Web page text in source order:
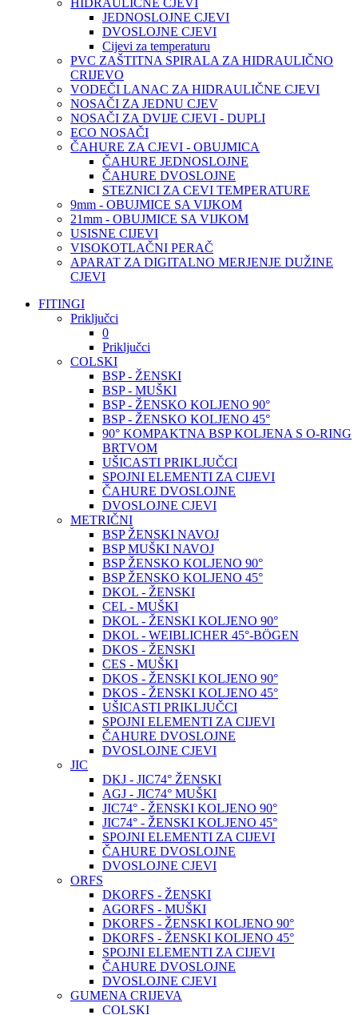
HIDRAULIČNE CJEVI
JEDNOSLOJNE CJEVI
DVOSLOJNE CJEVI
Cijevi za temperaturu
PVC ZAŠTITNA SPIRALA ZA HIDRAULIČNO
CRIJEVO
VODEČI LANAC ZA HIDRAULIČNE CJEVI
NOSAČI ZA JEDNU CJEV
NOSAČI ZA DVIJE CJEVI - DUPLI
ECO NOSAČI
ČAHURE ZA CJEVI - OBUJMICA
ČAHURE JEDNOSLOJNE
ČAHURE DVOSLOJNE
STEZNICI ZA CEVI TEMPERATURE
9mm - OBUJMICE SA VIJKOM
21mm - OBUJMICE SA VIJKOM
USISNE CIJEVI
VISOKOTLAČNI PERAČ
APARAT ZA DIGITALNO MERJENJE DUŽINE
CJEVI
FITINGI
Priključci
0
Priključci
COLSKI
BSP - ŽENSKI
BSP - MUŠKI
BSP - ŽENSKO KOLJENO 90°
BSP - ŽENSKO KOLJENO 45°
90° KOMPAKTNA BSP KOLJENA S O-RING
BRTVOM
UŠICASTI PRIKLJUČCI
SPOJNI ELEMENTI ZA CIJEVI
ČAHURE DVOSLOJNE
DVOSLOJNE CJEVI
METRIČNI
BSP ŽENSKI NAVOJ
BSP MUŠKI NAVOJ
BSP ŽENSKO KOLJENO 90°
BSP ŽENSKO KOLJENO 45°
DKOL - ŽENSKI
CEL - MUŠKI
DKOL - ŽENSKI KOLJENO 90°
DKOL - WEIBLICHER 45°-BÖGEN
DKOS - ŽENSKI
CES - MUŠKI
DKOS - ŽENSKI KOLJENO 90°
DKOS - ŽENSKI KOLJENO 45°
UŠICASTI PRIKLJUČCI
SPOJNI ELEMENTI ZA CIJEVI
ČAHURE DVOSLOJNE
DVOSLOJNE CJEVI
JIC
DKJ - JIC74° ŽENSKI
AGJ - JIC74° MUŠKI
JIC74° - ŽENSKI KOLJENO 90°
JIC74° - ŽENSKI KOLJENO 45°
SPOJNI ELEMENTI ZA CIJEVI
ČAHURE DVOSLOJNE
DVOSLOJNE CJEVI
ORFS
DKORFS - ŽENSKI
AGORFS - MUŠKI
DKORFS - ŽENSKI KOLJENO 90°
DKORFS - ŽENSKI KOLJENO 45°
SPOJNI ELEMENTI ZA CIJEVI
ČAHURE DVOSLOJNE
DVOSLOJNE CJEVI
GUMENA CRIJEVA
COLSKI